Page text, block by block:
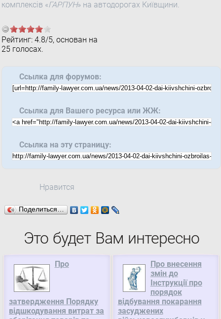
комплексів «ГАРПУН» на автодорогах Київщини.
Рейтинг: 4.8/5, основан на
25 голосах.
Ссылка для форумов:
Ссылка для Вашего ресурса или ЖЖ:
Ссылка на эту страницу:
Нравится
Поделиться…
Это будет Вам интересно
Про
затвердження Порядку
відшкодування витрат за
Про внесення
змін до
Інструкції про
порядок
відбування покарання
засуджених